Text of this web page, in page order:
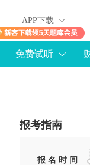
APP下载
免费试听
报考指南
报 名 时 间